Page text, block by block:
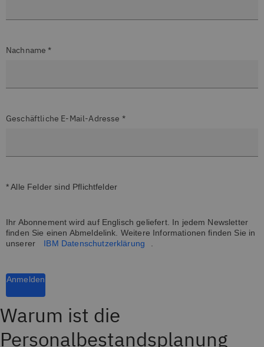
Nachname *
Geschäftliche E-Mail-Adresse *
* Alle Felder sind Pflichtfelder
Ihr Abonnement wird auf Englisch geliefert. In jedem Newsletter
finden Sie einen Abmeldelink. Weitere Informationen finden Sie in
unserer
IBM Datenschutzerklärung
Anmelden
Warum ist die
Personalbestandsplanung